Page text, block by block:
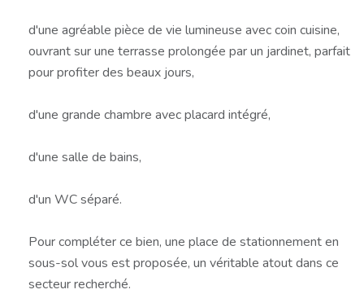
d'une agréable pièce de vie lumineuse avec coin cuisine,
ouvrant sur une terrasse prolongée par un jardinet, parfait
pour profiter des beaux jours,
d'une grande chambre avec placard intégré,
d'une salle de bains,
d'un WC séparé.
Pour compléter ce bien, une place de stationnement en
sous-sol vous est proposée, un véritable atout dans ce
secteur recherché.